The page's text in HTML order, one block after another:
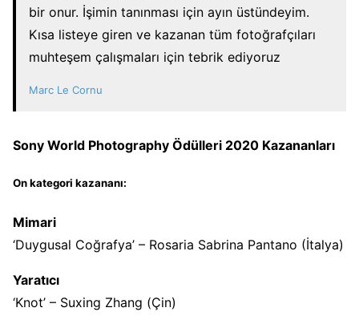
bir onur. İşimin tanınması için ayın üstündeyim.
Kısa listeye giren ve kazanan tüm fotoğrafçıları
muhteşem çalışmaları için tebrik ediyoruz
Marc Le Cornu
Sony World Photography Ödülleri 2020 Kazananları
On kategori kazananı:
Mimari
‘Duygusal Coğrafya’ – Rosaria Sabrina Pantano (İtalya)
Yaratıcı
‘Knot’ – Suxing Zhang (Çin)